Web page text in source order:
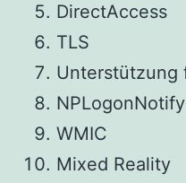
DirectAccess
TLS
Unterstützung
WMIC
Mixed Reality